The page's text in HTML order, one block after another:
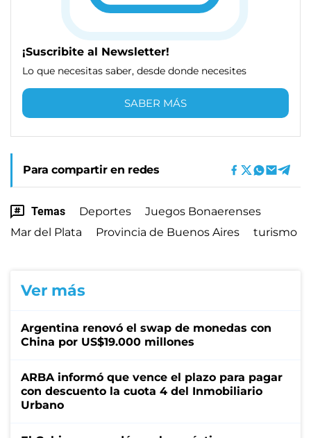
¡Suscribite al Newsletter!
Lo que necesitas saber, desde donde necesites
SABER MÁS
Para compartir en redes
Temas Deportes
Juegos Bonaerenses
Mar del Plata
Provincia de Buenos Aires turismo
Ver más
Argentina renovó el swap de monedas con
China por US$19.000 millones
ARBA informó que vence el plazo para pagar
con descuento la cuota 4 del Inmobiliario
Urbano